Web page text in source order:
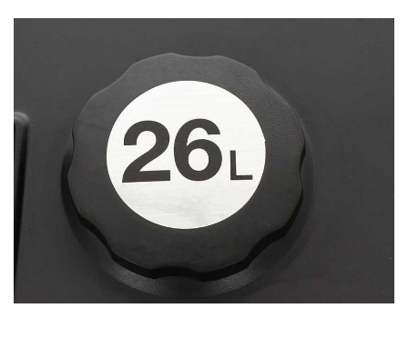
O
Officine Savioli
Omas
Ompagrill
Ooni
Oriental Koshin
Outdoorchef
P